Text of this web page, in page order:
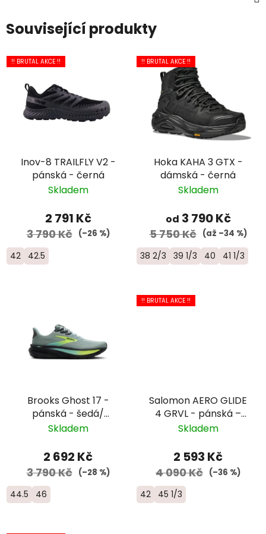
Související produkty
!! BRUTAL AKCE !!
Inov-8 TRAILFLY V2 -
pánská - černá
Skladem
2 791 Kč
3 790 Kč (–26 %)
42 42.5
!! BRUTAL AKCE !!
Hoka KAHA 3 GTX -
dámská - černá
Skladem
od 3 790 Kč
5 750 Kč (až –34 %)
38 2/3 39 1/3 40 41 1/3
Brooks Ghost 17 -
pánská - šedá/
černá/limetková
Skladem
2 692 Kč
3 790 Kč (–28 %)
44.5 46
!! BRUTAL AKCE !!
Salomon AERO GLIDE
4 GRVL - pánská –
žlutá/šedá
Skladem
2 593 Kč
4 090 Kč (–36 %)
42 45 1/3